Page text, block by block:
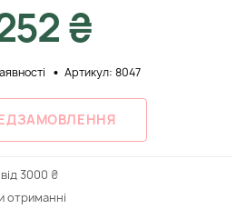
₴
Артикул: 8047
3000 ₴
отриманні